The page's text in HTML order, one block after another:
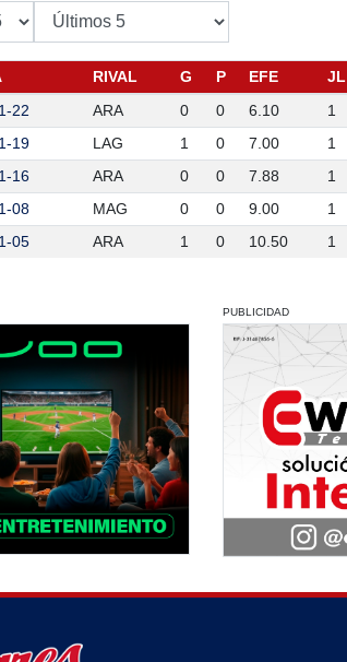
RIVAL G P EFE JL
22
ARA 0 0 6.10 1
19
LAG 1 0 7.00 1
16
ARA 0 0 7.88 1
08
MAG 0 0 9.00 1
05
ARA 1 0 10.50 1
PUBLICIDAD